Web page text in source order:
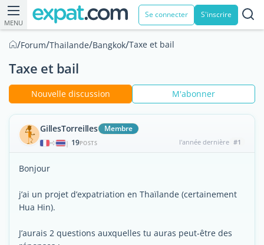
MENU
Se connecter S'inscrire
/Forum/Thailande/Bangkok/Taxe et bail
Taxe et bail
Nouvelle discussion M'abonner
GillesTorreilles Membre
| 19POSTS l'année dernière #1
Bonjour
j’ai un projet d’expatriation en Thaïlande (certainement
Hua Hin).
J’aurais 2 questions auxquelles tu auras peut-être des